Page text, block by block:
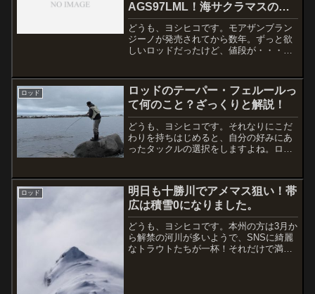
AGS97LML！海サクラマスの片
腕！
どうも、ヨシヒコです。モアザンブラン
ジーノが発売されてから数年。ずっと欲
しいロッドだったけど、値段が・・・で
ロッドに手を出すキッカケになってしま
いました。完全な一目惚...
ロッド
ロッドのテーパー・フェルールっ
て何のこと？ざっくりと解説！
どうも、ヨシヒコです。それなりにこだ
わりを持ちはじめると、自分の好みにあ
ったタックルの選択をしますよね。ロッ
になると思います。高価なロッドはデザ
インも良く、軽量なものが...
ロッド
明日も十勝川でアメマス狙い！帯
広は積雪0になりました。
どうも、ヨシヒコです。本州の方は3月か
ら解禁の河川が多いようで、SNSに綺麗
なトラウトたちが一杯！それだけで満足